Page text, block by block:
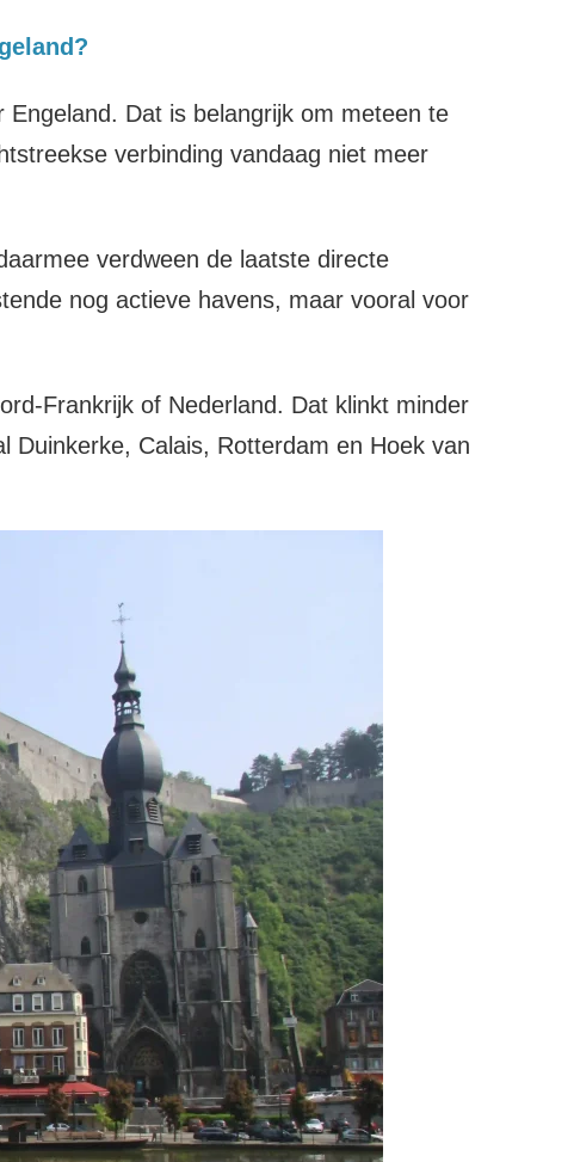
Dat is belangrijk om meteen te
verbinding vandaag niet meer
verdween de laatste directe
nog actieve havens, maar vooral voor
Frankrijk of Nederland. Dat klinkt minder
Duinkerke, Calais, Rotterdam en Hoek van